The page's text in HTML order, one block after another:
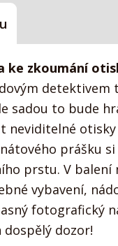
ke zkoumání
detektivem
sadou to bude
neviditelné
prášku
prstu. V balení
vybavení,
fotografický
dozor!